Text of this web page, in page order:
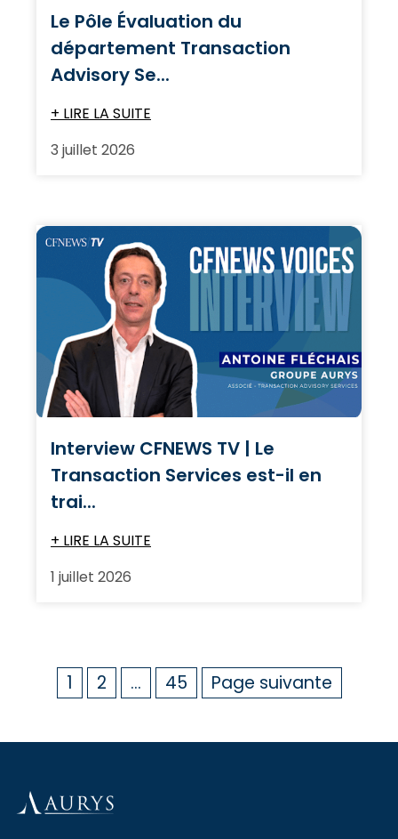
Le Pôle Évaluation du
département Transaction
Advisory Se...
+ LIRE LA SUITE
3 juillet 2026
Interview CFNEWS TV | Le
Transaction Services est-il en
trai...
+ LIRE LA SUITE
1 juillet 2026
1 2 … 45 Page suivante